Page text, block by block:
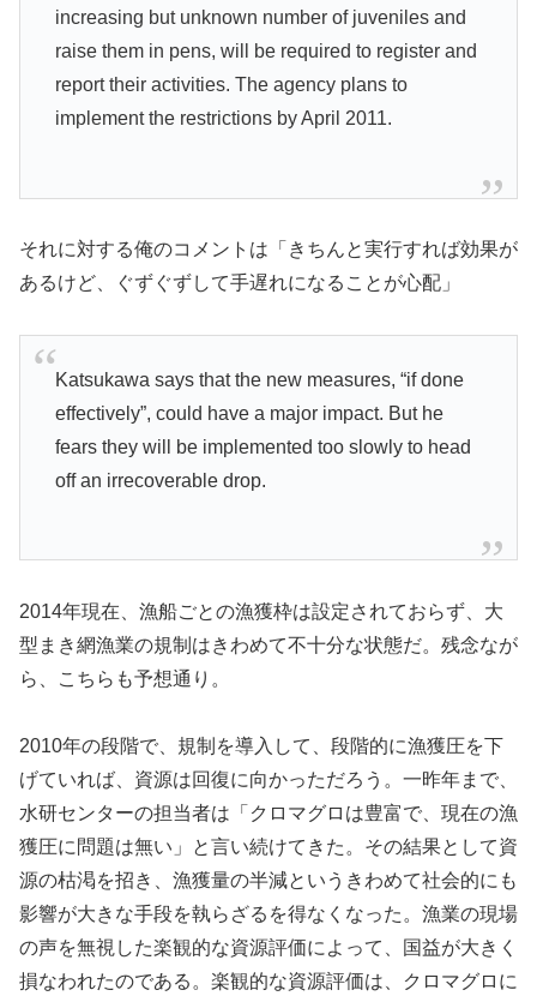
increasing but unknown number of juveniles and
raise them in pens, will be required to register and
report their activities. The agency plans to
implement the restrictions by April 2011.
それに対する俺のコメントは「きちんと実行すれば効果が
あるけど、ぐずぐずして手遅れになることが心配」
Katsukawa says that the new measures, “if done
effectively”, could have a major impact. But he
fears they will be implemented too slowly to head
off an irrecoverable drop.
2014年現在、漁船ごとの漁獲枠は設定されておらず、大
型まき網漁業の規制はきわめて不十分な状態だ。残念なが
ら、こちらも予想通り。
2010年の段階で、規制を導入して、段階的に漁獲圧を下
げていれば、資源は回復に向かっただろう。一昨年まで、
水研センターの担当者は「クロマグロは豊富で、現在の漁
獲圧に問題は無い」と言い続けてきた。その結果として資
源の枯渇を招き、漁獲量の半減というきわめて社会的にも
影響が大きな手段を執らざるを得なくなった。漁業の現場
の声を無視した楽観的な資源評価によって、国益が大きく
損なわれたのである。楽観的な資源評価は、クロマグロに